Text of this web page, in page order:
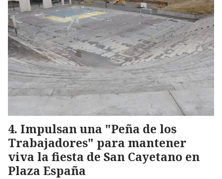
Impulsan una "Peña de los
Trabajadores" para mantener
viva la fiesta de San Cayetano en
Plaza España